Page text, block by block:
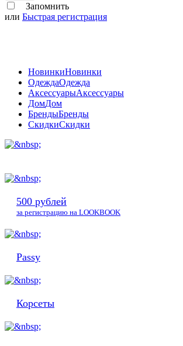
Запомнить
или Быстрая регистрация
НовинкиНовинки
ОдеждаОдежда
АксессуарыАксессуары
ДомДом
БрендыБренды
СкидкиСкидки
500 рублей
за регистрацию на LOOKBOOK
Passy
Корсеты